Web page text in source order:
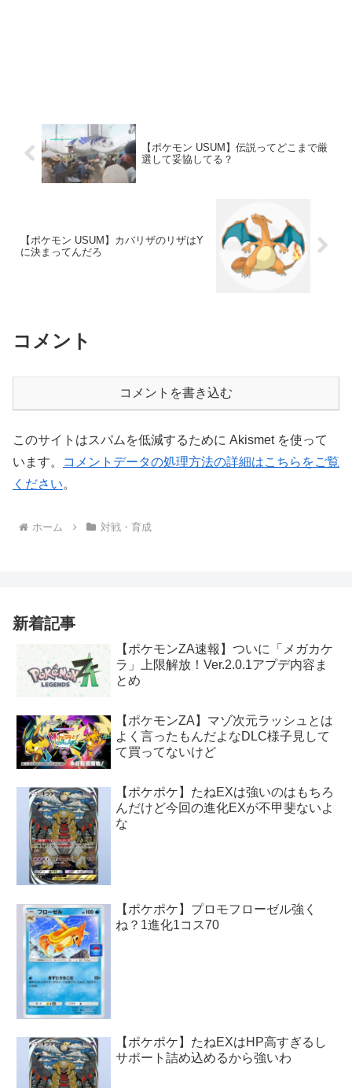
【ポケモン USUM】伝説ってどこまで厳
選して妥協してる？
【ポケモン USUM】カバリザのリザはY
に決まってんだろ
コメント
コメントを書き込む
このサイトはスパムを低減するために Akismet を使って
います。
コメントデータの処理方法の詳細はこちらをご覧
ください。
ホーム 対戦・育成
新着記事
【ポケモンZA速報】ついに「メガカケ
ラ」上限解放！Ver.2.0.1アプデ内容ま
とめ
【ポケモンZA】マゾ次元ラッシュとは
よく言ったもんだよなDLC様子見して
て買ってないけど
【ポケポケ】たねEXは強いのはもちろ
んだけど今回の進化EXが不甲斐ないよ
な
【ポケポケ】プロモフローゼル強く
ね？1進化1コス70
【ポケポケ】たねEXはHP高すぎるし
サポート詰め込めるから強いわ